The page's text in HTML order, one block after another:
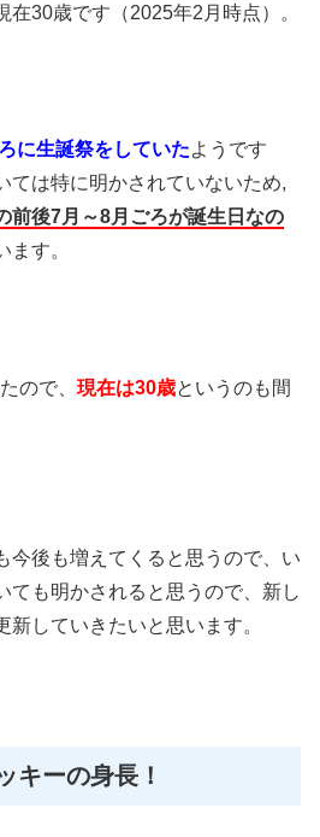
在30歳です（2025年2月時点）。
に生誕祭をしていたようです
ては特に明かされていないため,
前後7月～8月ごろが誕生日なの
ます。
ので、 現在は30歳というのも間
今後も増えてくると思うので、い
ても明かされると思うので、新し
していきたいと思います。
キーの身長！